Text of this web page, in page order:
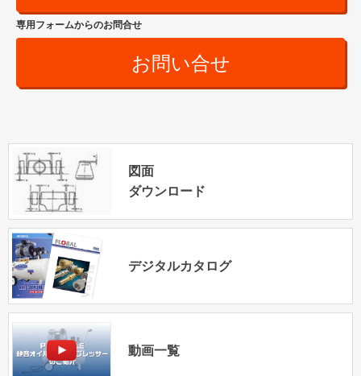
専用フォームからのお問合せ
お問い合せ
図面
ダウンロード
デジタルカタログ
動画一覧